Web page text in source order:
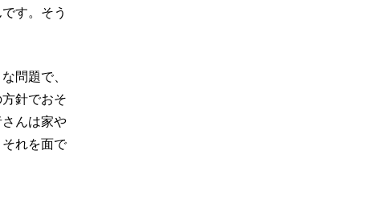
す。そう
問題で、
針でおそ
んは家や
れを面で